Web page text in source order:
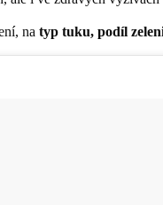
na typ tuku, podíl